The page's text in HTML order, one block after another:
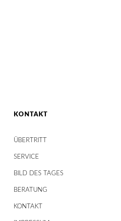
KONTAKT
ÜBERTRITT
SERVICE
BILD DES TAGES
BERATUNG
KONTAKT